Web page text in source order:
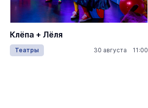
Клёпа + Лёля
Театры 30 августа 11:00